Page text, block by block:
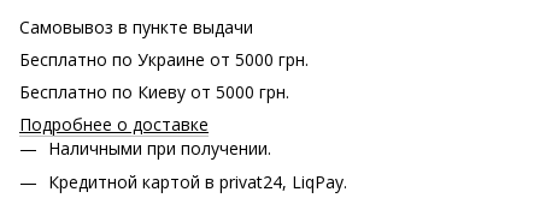
Самовывоз в пункте выдачи
Бесплатно по Украине от 5000 грн.
Бесплатно по Киеву от 5000 грн.
Подробнее о доставке
Наличными при получении.
Кредитной картой в privat24, LiqPay.